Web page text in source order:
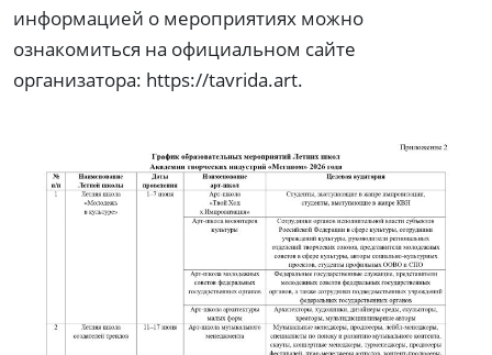
информацией о мероприятиях можно
ознакомиться на официальном сайте
организатора: https://tavrida.art.